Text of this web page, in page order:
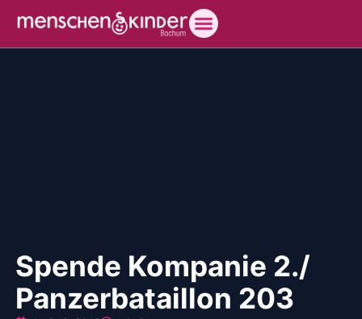
Spende Kompanie 2./
Panzerbataillon 203